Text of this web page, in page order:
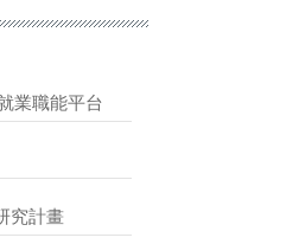
業職能平台
究計畫